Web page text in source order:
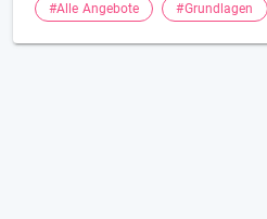
#Alle Angebote #Grundlagen